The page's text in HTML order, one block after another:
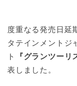
度重なる発売日延
タテインメントジ
ト
『グランツーリ
表しました。